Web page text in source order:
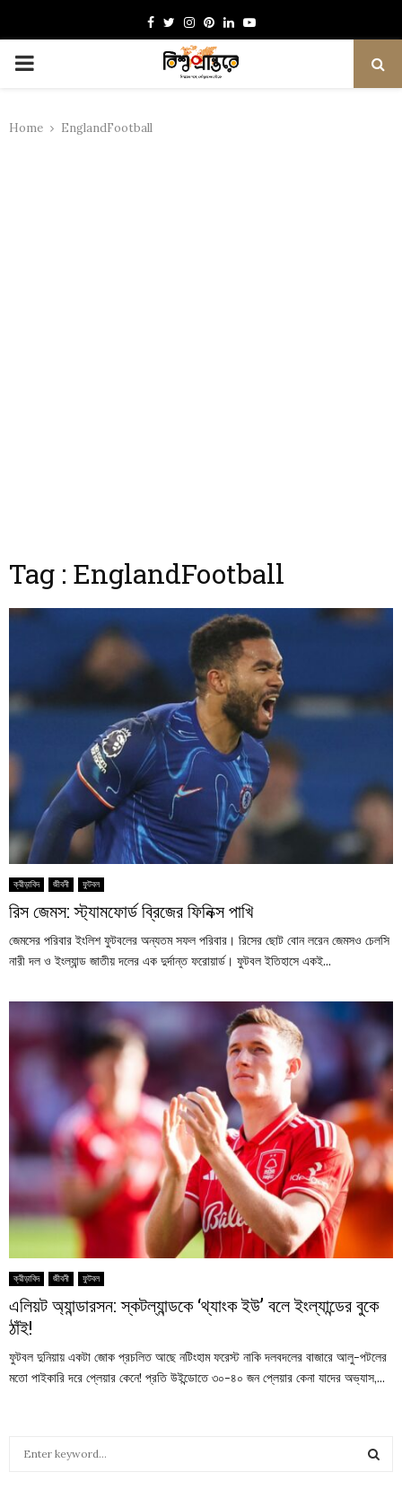
Facebook
TwitterInstagram
Pinterest
LinkedinYoutube
PRIMARY
Home EnglandFootball
Tag : EnglandFootball
ক্রীড়াবিদ জীবনী ফুটবল
রিস জেমস: স্ট্যামফোর্ড ব্রিজের ফিনিক্স পাখি
জেমসের পরিবার ইংলিশ ফুটবলের অন্যতম সফল পরিবার। রিসের ছোট বোন লরেন জেমসও চেলসি
নারী দল ও ইংল্যান্ড জাতীয় দলের এক দুর্দান্ত ফরোয়ার্ড। ফুটবল ইতিহাসে একই...
ক্রীড়াবিদ জীবনী ফুটবল
এলিয়ট অ্যান্ডারসন: স্কটল্যান্ডকে ‘থ্যাংক ইউ’ বলে ইংল্যান্ডের বুকে
ঠাঁই!
ফুটবল দুনিয়ায় একটা জোক প্রচলিত আছে নটিংহাম ফরেস্ট নাকি দলবদলের বাজারে আলু-পটলের
মতো পাইকারি দরে প্লেয়ার কেনে! প্রতি উইন্ডোতে ৩০-৪০ জন প্লেয়ার কেনা যাদের অভ্যাস,...